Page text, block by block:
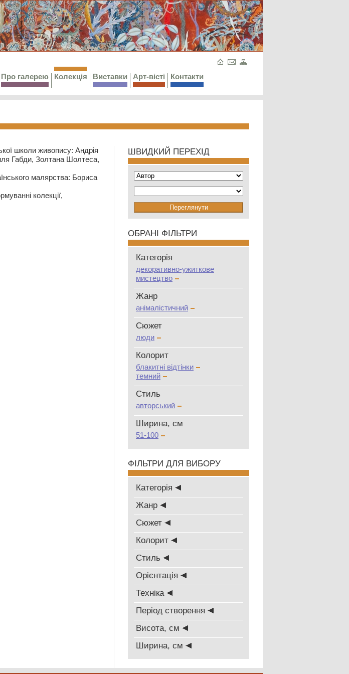
Про галерею Колекція Виставки Арт-вісті Контакти
школи живопису: Андрія
Габди, Золтана Шолтеса,
малярства: Бориса
колекції,
ШВИДКИЙ ПЕРЕХІД
ОБРАНІ ФІЛЬТРИ
Категорія
декоративно-ужиткове
мистецтво
Жанр
анімалістичний
Сюжет
люди
Колорит
блакитні відтінки
темний
Стиль
авторський
Ширина, см
51-100
ФІЛЬТРИ ДЛЯ ВИБОРУ
Категорія
Жанр
Сюжет
Колорит
Стиль
Oрієнтація
Техніка
Період створення
Висота, см
Ширина, см